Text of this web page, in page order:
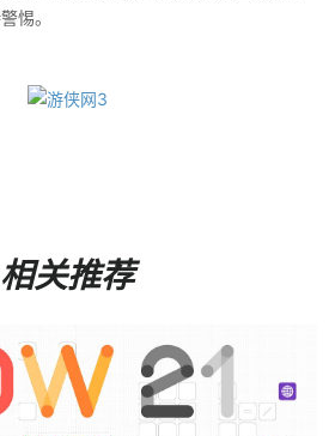
惕。
相关推荐